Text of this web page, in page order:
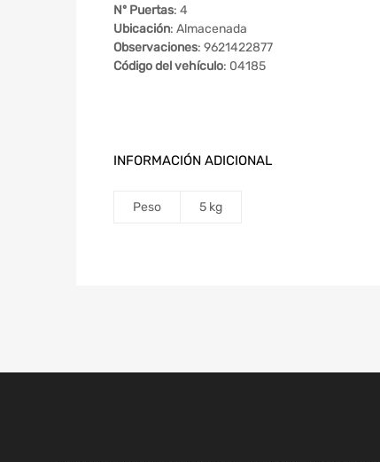
Nº Puertas: 4
Ubicación: Almacenada
Observaciones: 9621422877
Código del vehículo: 04185
INFORMACIÓN ADICIONAL
Peso 5 kg